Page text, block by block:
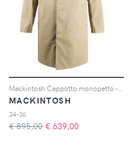
MACKINTOSH
34-36
€ 895,00 € 639,00